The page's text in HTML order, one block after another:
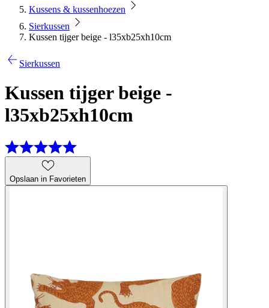
Kussens & kussenhoezen
Sierkussen
Kussen tijger beige - l35xb25xh10cm
Sierkussen
Kussen tijger beige -
l35xb25xh10cm
Opslaan in Favorieten